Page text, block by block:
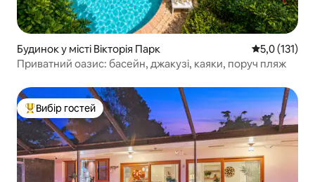
Будинок у місті Вікторія Парк Середня
5,0 (131)
Приватний оазис: басейн, джакузі, каяки, поруч пляж
Топ вибір гостей
Вибір гостей